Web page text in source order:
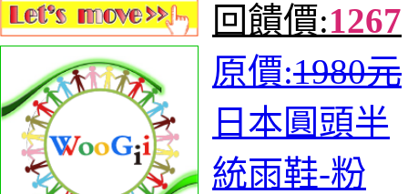
回饋價:1267
原價:1980元
日本圓頭半
統雨鞋-粉